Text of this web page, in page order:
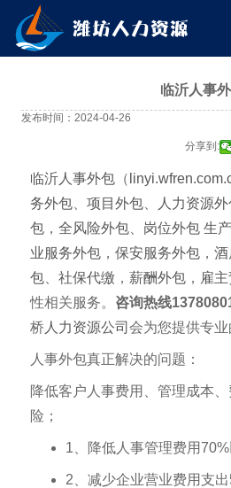
临沂人事
发布时间：2024-04-26
分享到:
临沂人事外包 （
务外包
项目外包 人力资源
包 ， 全风险外包 岗位外包 生
业服务外包 ， 保安服务外包 ， 酒
包
社保代缴 ， 薪酬外包 ， 雇
性相关服务。 咨询热线
桥 人力资源公司 会为您提供专业
人事外包真正解决的问题：
降低客户人事费用、管理成本
险；
1、降低人事管理费用70%
2、减少企业营业费用支出